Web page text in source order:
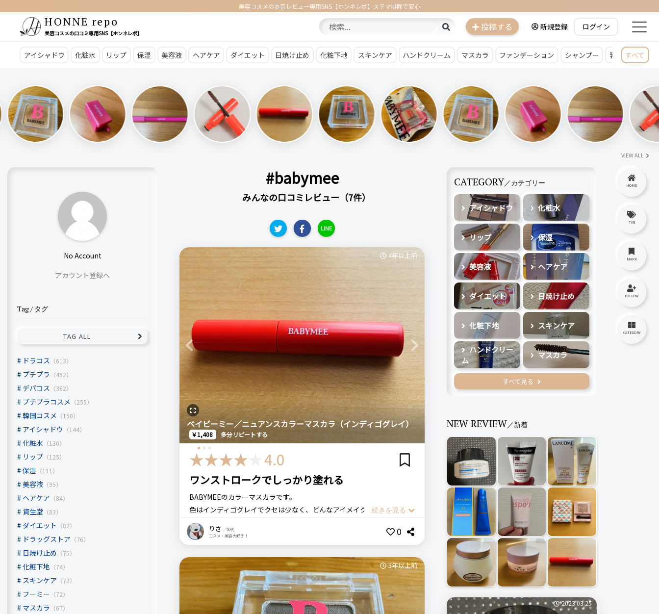
美容コスメの本音レビュー専用SNS【ホンネレポ】ステマ排除で安心
HONNE repo
美容コスメの口コミ専用SNS【ホンネレポ】
投稿する 新規登録 ログイン
アイシャドウ 化粧水 リップ 保湿 美容液 ヘアケア ダイエット 日焼け止め 化粧下地 スキンケア ハンドクリーム マスカラ ファンデーション シャンプー 乳液 クレン
すべて
VIEW ALL
No Account
アカウント登録へ
Tag / タグ
TAG ALL
ドラコス （613）
プチプラ （492）
デパコス （362）
プチプラコスメ （255）
韓国コスメ （150）
アイシャドウ （144）
化粧水 （130）
リップ （125）
保湿 （111）
美容液 （95）
ヘアケア （84）
資生堂 （83）
ダイエット （82）
ドラッグストア （76）
日焼け止め （75）
化粧下地 （74）
スキンケア （72）
フーミー （72）
マスカラ （67）
#babymee
みんなの口コミレビュー（7件）
LINE
Previous Next
4年以上前
ベイビーミー／ニュアンスカラーマスカラ（インディゴグレイ）
￥1,408 多分リピートする
4.0
ワンストロークでしっかり塗れる
BABYMEEのカラーマスカラです。
色はインディゴグレイでクセは少なく、どんなアイメイクにも合わせやす
い感じになっています。
普通に黒のマスカラを塗るところをこちらに変えるだけで、目元が少し
軽やかになるような。
カラーマスカラはちょっと、という人でも全く抵抗なく使える色みです。
初めて見たときは、こんな太いブラシ使いにくいんじゃないの…と思っ
ていましたが、意外とそんなこともなく、ひと塗りでまつ毛にしっかり
色が乗りますし瞼に付いてしまうこともほとんどありません。
りさ ／50代
コスメ・美容大好き！
0
5年以上前
CATEGORY／カテゴリー
アイシャドウ 化粧水
リップ 保湿
美容液 ヘアケア
ダイエット 日焼け止め
化粧下地 スキンケア
ハンドクリー
ム
マスカラ
すべて見る
NEW REVIEW／新着
2023.03.25
HOME
TAG
MARK
FOLLOW
CATEGORY